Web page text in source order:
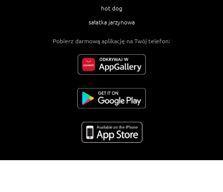
hot dog
sałatka jarzynowa
Pobierz darmową aplikację na Twój telefon: